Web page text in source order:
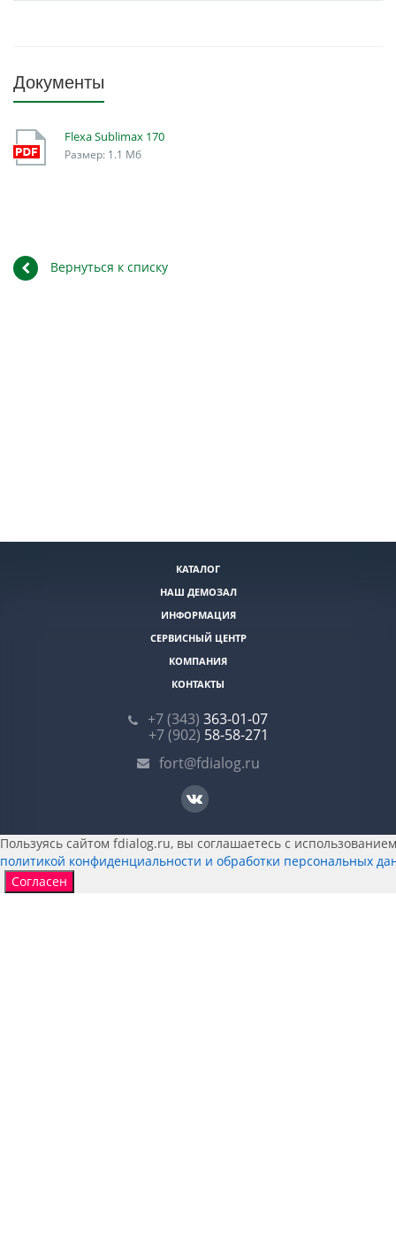
Документы
Flexa Sublimax 170
Размер: 1.1 Мб
Вернуться к списку
КАТАЛОГ
НАШ ДЕМОЗАЛ
ИНФОРМАЦИЯ
СЕРВИСНЫЙ ЦЕНТР
КОМПАНИЯ
КОНТАКТЫ
+7 (343) 363-01-07
+7 (902) 58-58-271
fort@fdialog.ru
Пользуясь сайтом fdialog.ru, вы соглашаетесь с
политикой конфиденциальности и обработки персональных
Согласен